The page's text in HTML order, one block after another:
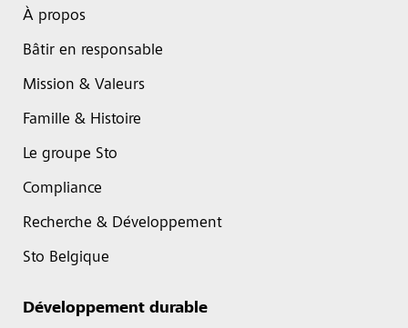
À propos
Bâtir en responsable
Mission & Valeurs
Famille & Histoire
Le groupe Sto
Compliance
Recherche & Développement
Sto Belgique
Développement durable